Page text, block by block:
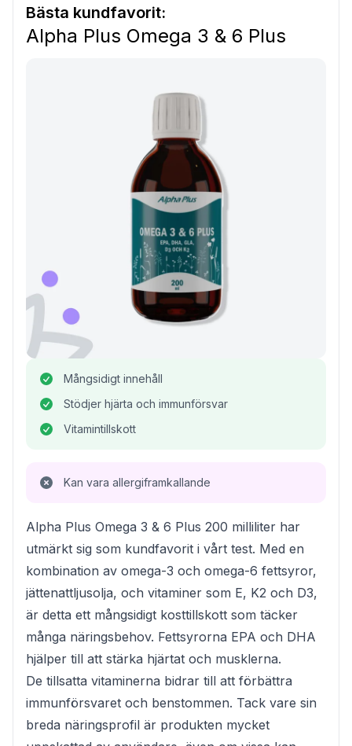
Bästa kundfavorit:
Alpha Plus Omega 3 & 6 Plus
Mångsidigt innehåll
Stödjer hjärta och immunförsvar
Vitamintillskott
Kan vara allergiframkallande
Alpha Plus Omega 3 & 6 Plus 200 milliliter har
utmärkt sig som kundfavorit i vårt test. Med en
kombination av omega-3 och omega-6 fettsyror,
jättenattljusolja, och vitaminer som E, K2 och D3,
är detta ett mångsidigt kosttillskott som täcker
många näringsbehov. Fettsyrorna EPA och DHA
hjälper till att stärka hjärtat och musklerna.
De tillsatta vitaminerna bidrar till att förbättra
immunförsvaret och benstommen. Tack vare sin
breda näringsprofil är produkten mycket